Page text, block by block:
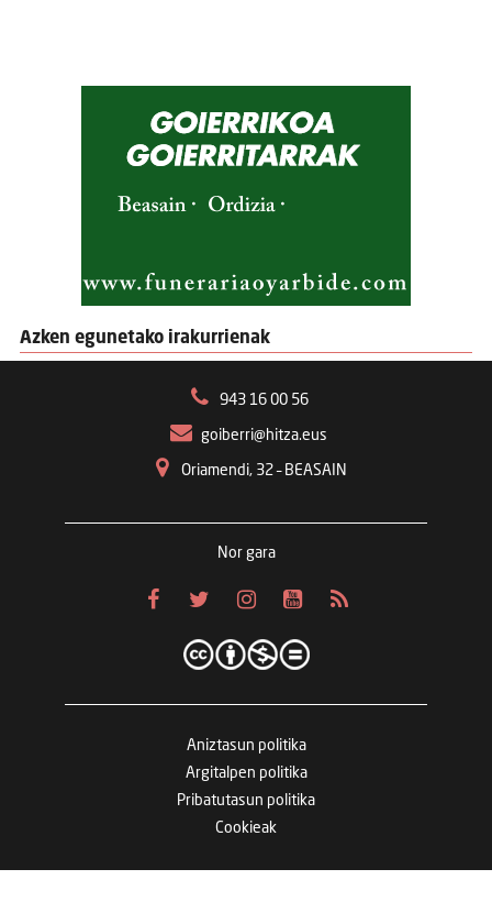
Azken egunetako irakurrienak
943 16 00 56
goiberri@hitza.eus
Oriamendi, 32 – BEASAIN
Nor gara
Aniztasun politika
Argitalpen politika
Pribatutasun politika
Cookieak